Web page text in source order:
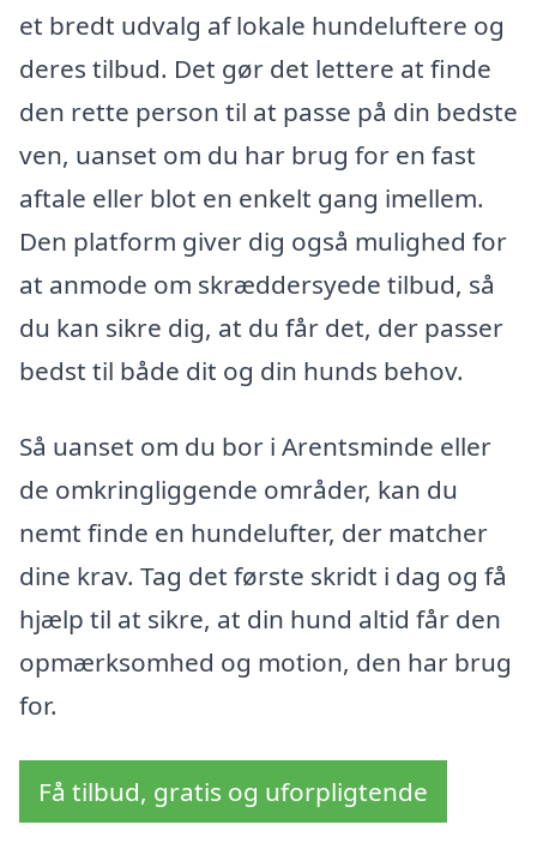
et bredt udvalg af lokale hundeluftere og
deres tilbud. Det gør det lettere at finde
den rette person til at passe på din bedste
ven, uanset om du har brug for en fast
aftale eller blot en enkelt gang imellem.
Den platform giver dig også mulighed for
at anmode om skræddersyede tilbud, så
du kan sikre dig, at du får det, der passer
bedst til både dit og din hunds behov.
Så uanset om du bor i Arentsminde eller
de omkringliggende områder, kan du
nemt finde en hundelufter, der matcher
dine krav. Tag det første skridt i dag og få
hjælp til at sikre, at din hund altid får den
opmærksomhed og motion, den har brug
for.
Få tilbud, gratis og uforpligtende